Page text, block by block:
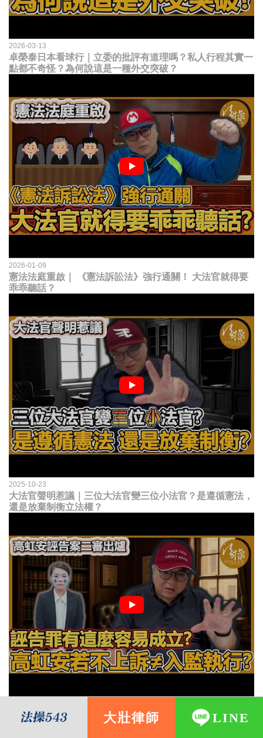
2026-03-13
卓榮泰日本看球行｜立委的批評有道理嗎？私人行程其實一
點都不奇怪？為何說這是一種外交突破？
2026-01-09
憲法法庭重啟｜ 《憲法訴訟法》強行通關！ 大法官就得要
乖乖聽話？
2025-10-23
大法官聲明惹議｜三位大法官變三位小法官？是遵循憲法，
還是放棄制衡立法權？
高虹安誣告案二審出爐｜誣告罪有這麼容易成立？ 高虹安
不上訴就會被關？這句話其實不太對！
大壯律師 LINE